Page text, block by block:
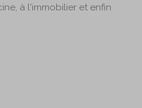
à l'immobilier et enfin